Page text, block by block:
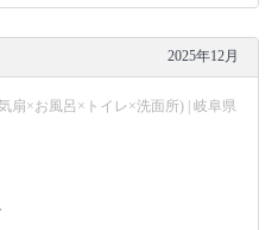
2025年12月
扇×お風呂×トイレ×洗面所) | 岐阜県